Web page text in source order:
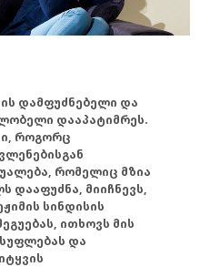
დამფუძნებელი და
დააპატიმრეს.
როგორც
რომელიც მზია
დააფუძნა, მიიჩნევს,
სინდისის
ითხოვს მის
და